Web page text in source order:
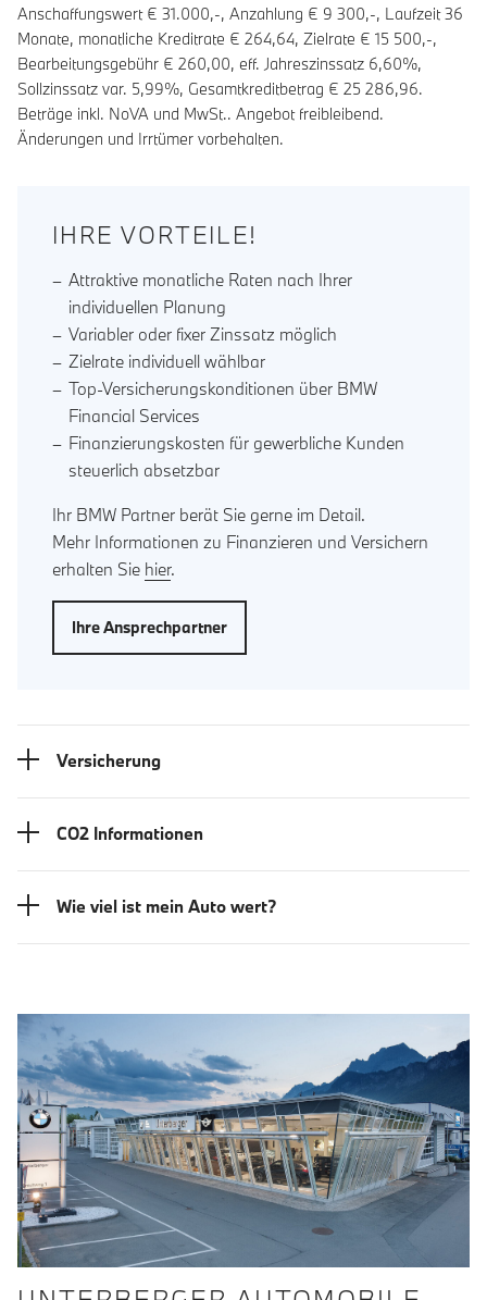
Anschaffungswert € 31.000,-, Anzahlung € 9 300,-, Laufzeit36
Monate, monatliche Kreditrate € 264,64, Zielrate € 15 500,-,
Bearbeitungsgebühr € 260,00, eff. Jahreszinssatz 6,60%,
Sollzinssatz var. 5,99%, Gesamtkreditbetrag € 25 286,96.
Beträge inkl. NoVA und MwSt.. Angebot freibleibend.
Änderungen und Irrtümer vorbehalten.
IHRE VORTEILE!
Attraktive monatliche Raten nach Ihrer
individuellen Planung
Variabler oder fixer Zinssatz möglich
Zielrate individuell wählbar
Top-Versicherungskonditionen über BMW
Financial Services
Finanzierungskosten für gewerbliche Kunden
steuerlich absetzbar
Ihr BMW Partner berät Sie gerne im Detail.
Mehr Informationen zu Finanzieren und Versichern
erhalten Sie hier.
Ihre Ansprechpartner
Versicherung
CO2 Informationen
Wie viel ist mein Auto wert?